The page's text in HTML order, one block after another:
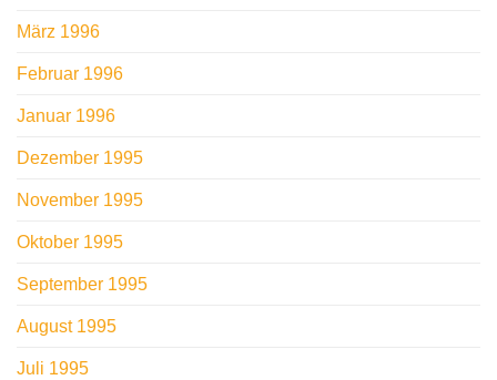
März 1996
Februar 1996
Januar 1996
Dezember 1995
November 1995
Oktober 1995
September 1995
August 1995
Juli 1995